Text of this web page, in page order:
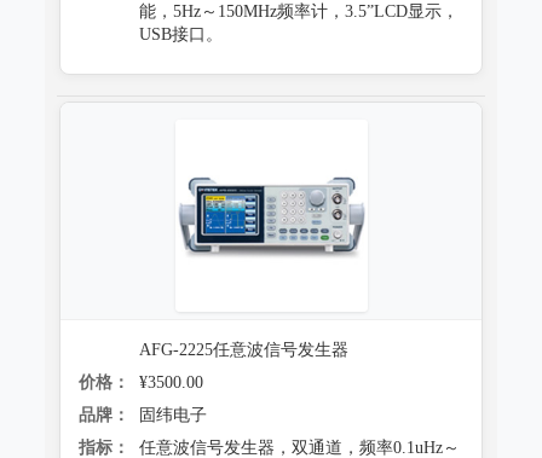
能，5Hz～150MHz频率计，3.5”LCD显示，
USB接口。
AFG-2225任意波信号发生器
价格：
¥3500.00
品牌：
固纬电子
指标：
任意波信号发生器，双通道，频率0.1uHz～